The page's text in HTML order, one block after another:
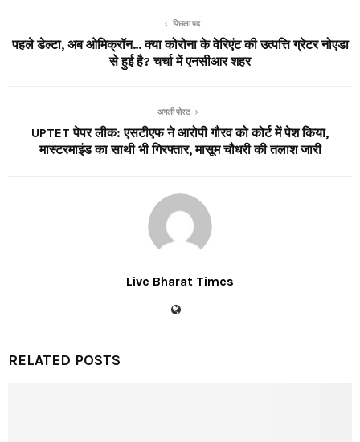
पिछला पद
पहले डेल्टा, अब ओमिक्रॉन… क्या कोरोना के वेरिएंट की उत्पत्ति ग्रेटर नोएडा
से हुई है? चर्चा में एनसीआर शहर
अगली पोस्ट
UPTET पेपर लीक: एसटीएफ ने आरोपी गौरव को कोर्ट में पेश किया,
मास्टरमाइंड का साथी भी गिरफ्तार, मासूम चौधरी की तलाश जारी
Live Bharat Times
RELATED POSTS